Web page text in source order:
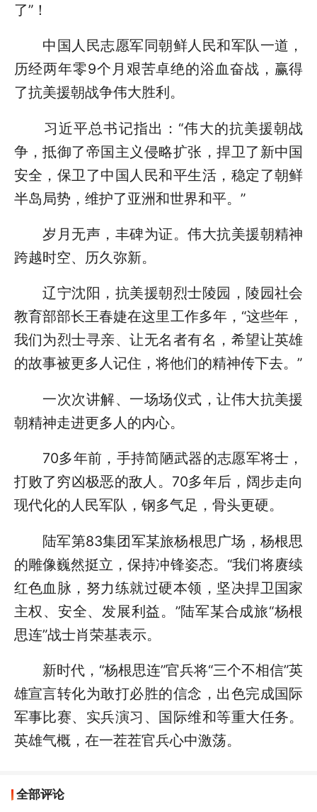
了”！
中国人民志愿军同朝鲜人民和军队一道，
历经两年零9个月艰苦卓绝的浴血奋战，赢得
了抗美援朝战争伟大胜利。
习近平总书记指出：“伟大的抗美援朝战
争，抵御了帝国主义侵略扩张，捍卫了新中国
安全，保卫了中国人民和平生活，稳定了朝鲜
半岛局势，维护了亚洲和世界和平。”
岁月无声，丰碑为证。伟大抗美援朝精神
跨越时空、历久弥新。
辽宁沈阳，抗美援朝烈士陵园，陵园社会
教育部部长王春婕在这里工作多年，“这些年，
我们为烈士寻亲、让无名者有名，希望让英雄
的故事被更多人记住，将他们的精神传下去。”
一次次讲解、一场场仪式，让伟大抗美援
朝精神走进更多人的内心。
70多年前，手持简陋武器的志愿军将士，
打败了穷凶极恶的敌人。70多年后，阔步走向
现代化的人民军队，钢多气足，骨头更硬。
陆军第83集团军某旅杨根思广场，杨根思
的雕像巍然挺立，保持冲锋姿态。“我们将赓续
红色血脉，努力练就过硬本领，坚决捍卫国家
主权、安全、发展利益。”陆军某合成旅“杨根
思连”战士肖荣基表示。
新时代，“杨根思连”官兵将“三个不相信”英
雄宣言转化为敢打必胜的信念，出色完成国际
军事比赛、实兵演习、国际维和等重大任务。
英雄气概，在一茬茬官兵心中激荡。
全部评论